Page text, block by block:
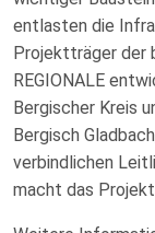
entlasten die
Projektträger der
REGIONALE
Bergischer Kreis
Bergisch
verbindlichen
macht das